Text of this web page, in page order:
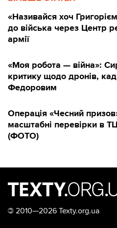
«Називайся хоч
до війська через Центр
армії
«Моя робота — війна»:
критику щодо дронів,
Федоровим
Операція «Чесний
масштабні перевірки в
(ФОТО)
© 2010—2026 Texty.org.ua